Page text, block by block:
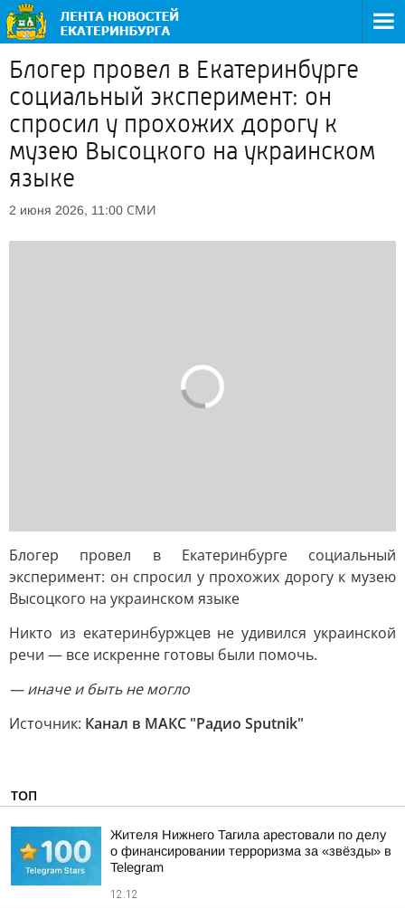
Блогер провел в Екатеринбурге
социальный эксперимент: он
спросил у прохожих дорогу к
музею Высоцкого на украинском
языке
2 июня 2026, 11:00 СМИ
Блогер провел в Екатеринбурге социальный
эксперимент: он спросил у прохожих дорогу к музею
Высоцкого на украинском языке
Никто из екатеринбуржцев не удивился украинской
речи — все искренне готовы были помочь.
— иначе и быть не могло
Источник: Канал в МАКС "Радио Sputnik"
ТОП
Жителя Нижнего Тагила арестовали по делу
о финансировании терроризма за «звёзды» в
Telegram
12:12